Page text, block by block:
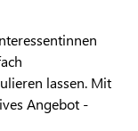
lassen. Mit
Angebot -